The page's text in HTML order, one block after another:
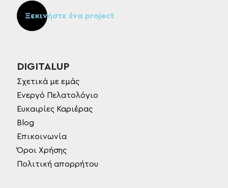
Ξεκινήστε ένα project
DIGITALUP
Σχετικά με εμάς
Ενεργό Πελατολόγιο
Ευκαιρίες Καριέρας
Blog
Επικοινωνία
Όροι Χρήσης
Πολιτική απορρήτου